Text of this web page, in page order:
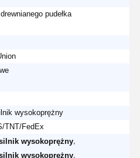
pudełka
wysokoprężny
TNT/FedEx
wysokoprężny
wysokoprężny